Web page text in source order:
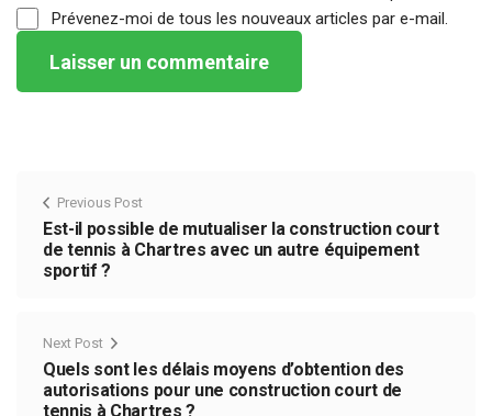
Prévenez-moi de tous les nouveaux articles par e-mail.
Previous Post
Est-il possible de mutualiser la construction court
de tennis à Chartres avec un autre équipement
sportif ?
Next Post
Quels sont les délais moyens d’obtention des
autorisations pour une construction court de
tennis à Chartres ?